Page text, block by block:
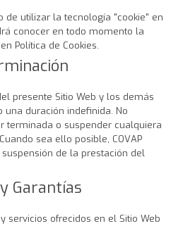
de utilizar la tecnología "cookie" en
conocer en todo momento la
Política de Cookies.
presente Sitio Web y los demás
una duración indefinida. No
terminada o suspender cualquiera
sea ello posible, COVAP
de la prestación del
Garantías
servicios ofrecidos en el Sitio Web